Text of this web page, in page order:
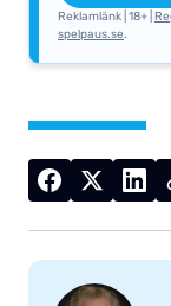
Reklamlänk | 18+ |
spelpaus.se.